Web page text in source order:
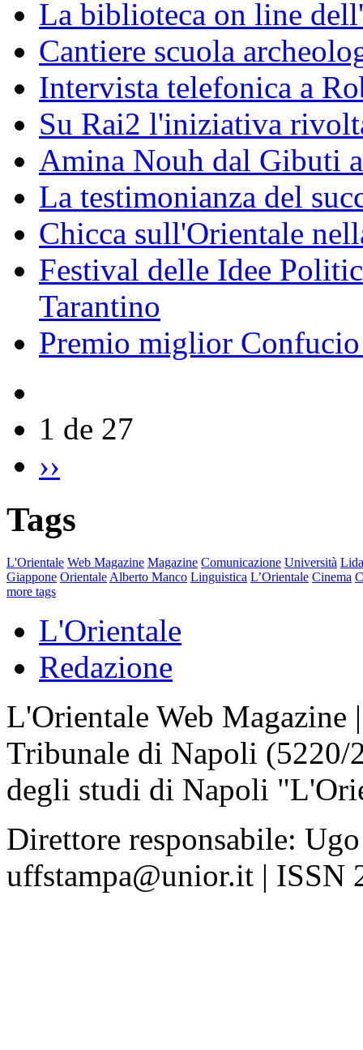
La biblioteca on line
Cantiere scuola
Intervista telefonica a
Su Rai2 l'iniziativa
Amina Nouh dal Gibuti
La testimonianza del
Chicca sull'Orientale
Festival delle Idee
Tarantino
Premio miglior
1 de 27
››
Tags
L'Orientale Web Magazine Magazine Comunicazione Università
Giappone Orientale Alberto Manco Linguistica L’Orientale Cinema
more tags
L'Orientale
Redazione
L'Orientale Web Magazine
Tribunale di Napoli
degli studi di Napoli
Direttore responsabile:
uffstampa@unior.it | ISSN